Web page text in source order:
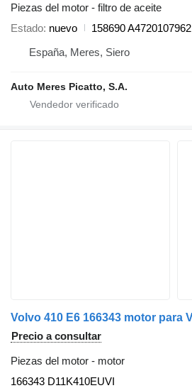
Piezas del motor - filtro de aceite
Estado nuevo
158690 A4720107962
España, Meres, Siero
Auto Meres Picatto, S.A.
Precio a consultar
Piezas del motor - motor
166343 D11K410EUVI